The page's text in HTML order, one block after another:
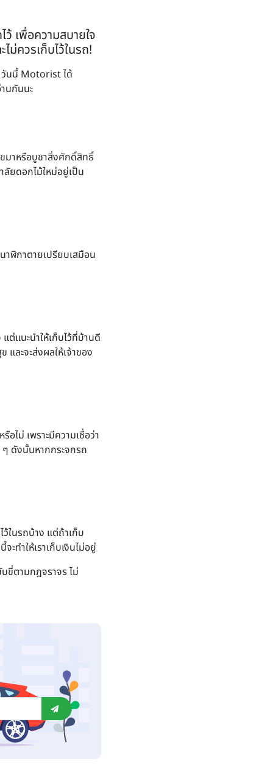
เพื่อความสบายใจ
ม่ควรเก็บไว้ในรถ!
วันนี้ Motorist ได้
นกันนะ
มาหรือบูชาสิ่งศักดิ์สิทธิ์
ยดอกไม้ใหม่อยู่เป็น
าฬิกาตายเปรียบเสมือน
ต่แนะนำให้เก็บไว้ที่บ้านดี
และจะส่งผลให้เจ้าของ
อไม่ เพราะมีความเชื่อว่า
ๆ ดังนั้นหากกระจกรถ
ในรถบ้าง แต่ถ้าเก็บ
ะทำให้เราเก็บเงินไม่อยู่
ขี่ตามกฎจราจร ไม่